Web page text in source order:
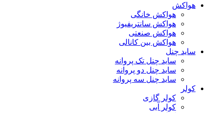
هواکش
هواکش خانگی
هواکش سانتریفیوژ
هواکش صنعتی
هواکش بین کانالی
ساید چنل
ساید چنل تک پروانه
ساید چنل دو پروانه
ساید چنل سه پروانه
کولر
کولر گازی
کولر آبی